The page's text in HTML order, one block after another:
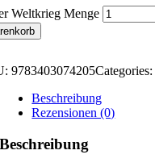
Weltkrieg Menge
9783403074205Categories:
Beschreibung
Rezensionen (0)
Beschreibung